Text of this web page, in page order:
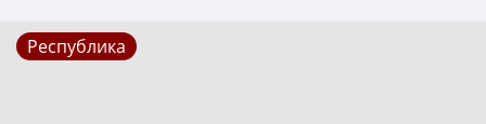
Республика